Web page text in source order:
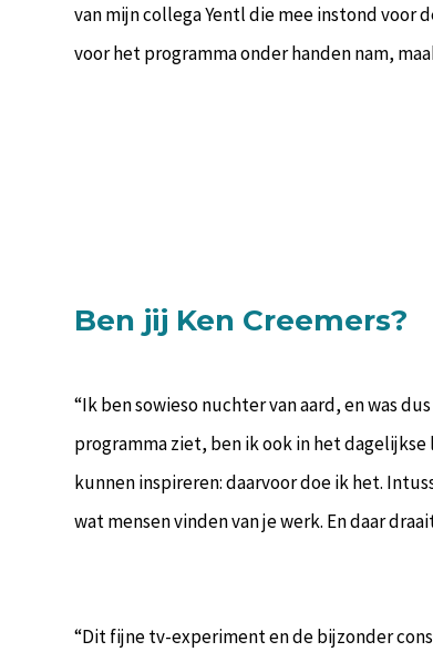
van mijn collega Yentl die mee instond voor
voor het programma onder handen nam,
Ben jij Ken Creemers?
“Ik ben sowieso nuchter van aard, en was
programma ziet, ben ik ook in het
kunnen inspireren: daarvoor doe ik het.
wat mensen vinden van je werk. En daar
“Dit fijne tv-experiment en de bijzonder